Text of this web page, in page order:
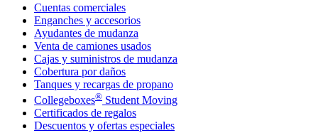
Cuentas comerciales
Enganches y accesorios
Ayudantes de mudanza
Venta de camiones usados
Cajas y suministros de mudanza
Cobertura por daños
Tanques y recargas de propano
Collegeboxes® Student Moving
Certificados de regalos
Descuentos y ofertas especiales